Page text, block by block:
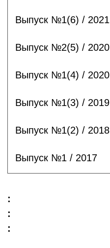
Выпуск №1(6) / 2021
Выпуск №2(5) / 2020
Выпуск №1(4) / 2020
Выпуск №1(3) / 2019
Выпуск №1(2) / 2018
Выпуск №1 / 2017
:
:
: